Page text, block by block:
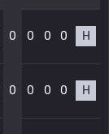
0 0 0 0 Н
0 0 0 0 Н